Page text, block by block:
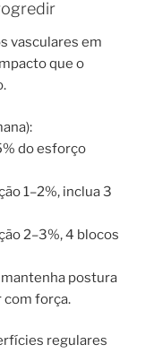
vasculares em
que o
do esforço
1–2%, inclua 3
2–3%, 4 blocos
postura
com força.
regulares